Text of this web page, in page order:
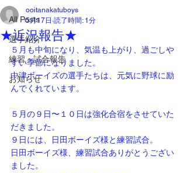
All Posts
選手紹介
練習・試合報告
お知らせ
★近況報告★
ooitanakatuboys
5月17日 読了時間: 1分
５月も中旬になり、気温も上がり、過ごしや
すい季節になりました。
中津ボーイズの選手たちは、元気に野球に励
んでくれています。
５月の９日〜１０日は強化合宿をさせていた
だきました。
９日には、日田ボーイズ様と練習試合。
日田ボーイズ様、練習試合ありがとうござい
ました。